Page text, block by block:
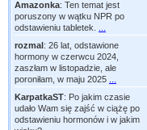
Amazonka: Ten temat jest
poruszony w wątku NPR po
odstawieniu tabletek.
rozmal: 26 lat, odstawione
hormony w czerwcu 2024,
zaszłam w listopadzie, ale
poroniłam, w maju 2025
KarpatkaST: Po jakim czasie
udało Wam się zajść w ciążę po
odstawieniu hormonów i w jakim